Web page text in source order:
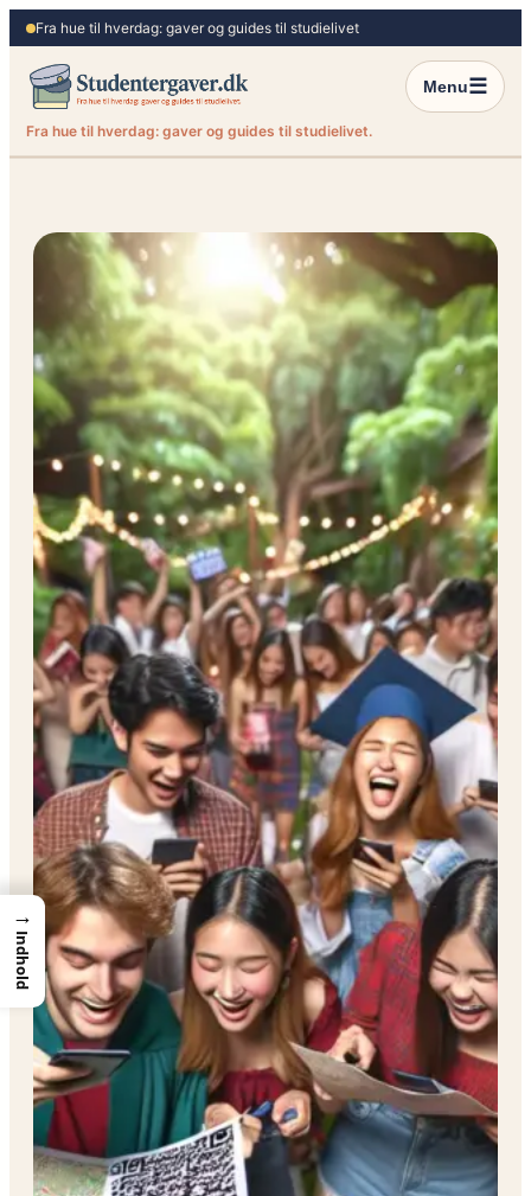
Spring
til
indhold
Fra hue til hverdag: gaver og guides til studielivet
Menu☰
Fra hue til hverdag: gaver og guides til studielivet.
→
Indhold